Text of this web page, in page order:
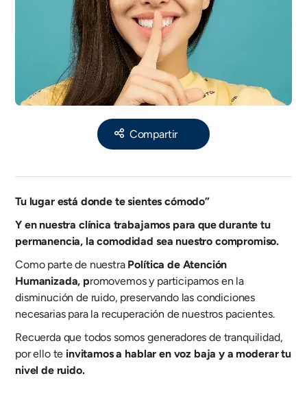
Tu lugar está donde te sientes cómodo”
Y en nuestra clínica trabajamos para que durante tu
permanencia, la comodidad sea nuestro compromiso.
Como parte de nuestra Política de Atención
Humanizada, promovemos y participamos en la
disminución de ruido, preservando las condiciones
necesarias para la recuperación de nuestros pacientes.
Recuerda que todos somos generadores de tranquilidad,
por ello te invitamos a hablar en voz baja y a moderar tu
nivel de ruido.